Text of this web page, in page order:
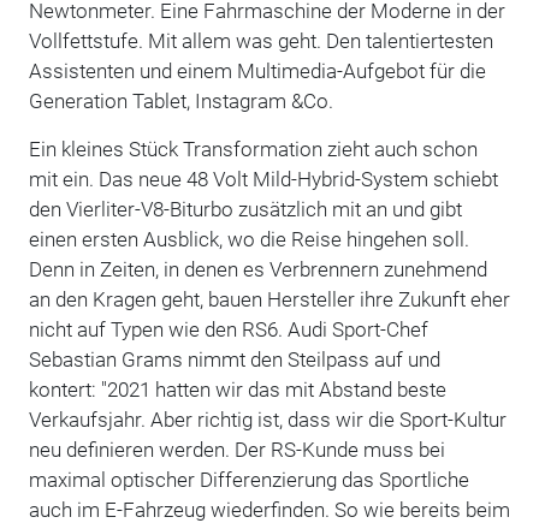
Newtonmeter. Eine Fahrmaschine der Moderne in der
Vollfettstufe. Mit allem was geht. Den talentiertesten
Assistenten und einem Multimedia-Aufgebot für die
Generation Tablet, Instagram &Co.
Ein kleines Stück Transformation zieht auch schon
mit ein. Das neue 48 Volt Mild-Hybrid-System schiebt
den Vierliter-V8-Biturbo zusätzlich mit an und gibt
einen ersten Ausblick, wo die Reise hingehen soll.
Denn in Zeiten, in denen es Verbrennern zunehmend
an den Kragen geht, bauen Hersteller ihre Zukunft eher
nicht auf Typen wie den RS6. Audi Sport-Chef
Sebastian Grams nimmt den Steilpass auf und
kontert: "2021 hatten wir das mit Abstand beste
Verkaufsjahr. Aber richtig ist, dass wir die Sport-Kultur
neu definieren werden. Der RS-Kunde muss bei
maximal optischer Differenzierung das Sportliche
auch im E-Fahrzeug wiederfinden. So wie bereits beim